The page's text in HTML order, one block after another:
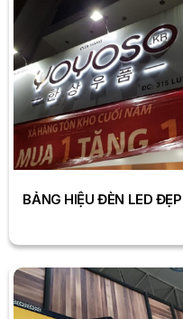
BẢNG HIỆU ĐÈN LED ĐẸP